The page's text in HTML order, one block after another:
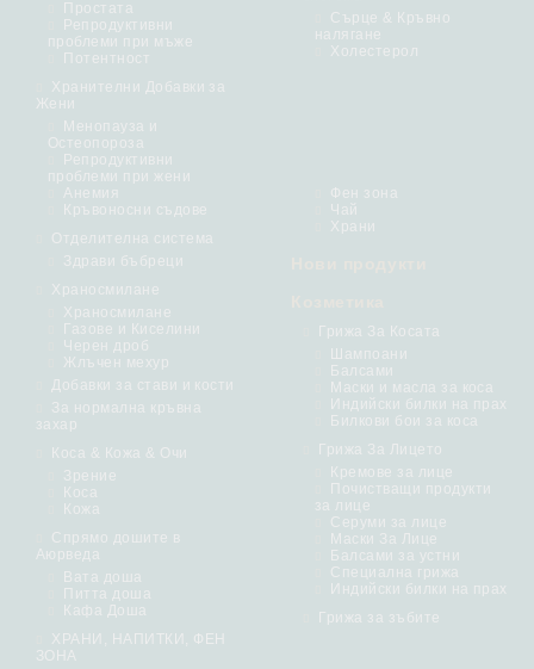
Простата
Репродуктивни
проблеми при мъже
Потентност
Хранителни Добавки за
Жени
Менопауза и
Остеопороза
Репродуктивни
проблеми при жени
Сърце & Кръвно
налягане
Холестерол
Анемия
Кръвоносни съдове
Отделителна система
Здрави бъбреци
Храносмилане
Храносмилане
Газове и Киселини
Черен дроб
Жлъчен мехур
Добавки за стави и кости
За нормална кръвна
захар
Коса & Кожа & Очи
Зрение
Коса
Кожа
Спрямо дошите в
Аюрведа
Вата доша
Питта доша
Кафа Доша
ХРАНИ, НАПИТКИ, ФЕН
ЗОНА
Фен зона
Чай
Храни
Грижа За Косата
Шампоани
Балсами
Маски и масла за коса
Индийски билки на прах
Билкови бои за коса
Грижа За Лицето
Кремове за лице
Почистващи продукти
за лице
Серуми за лице
Маски За Лице
Балсами за устни
Специална грижа
Индийски билки на прах
Грижа за зъбите